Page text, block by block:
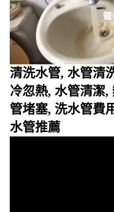
清洗水管, 水管清
冷忽熱, 水管清潔,
管堵塞, 洗水管費
水管推薦